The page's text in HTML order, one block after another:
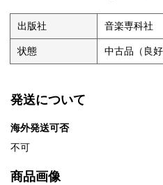
出版社 音楽専科社
状態 中古品（良好
発送について
海外発送可否
不可
商品画像